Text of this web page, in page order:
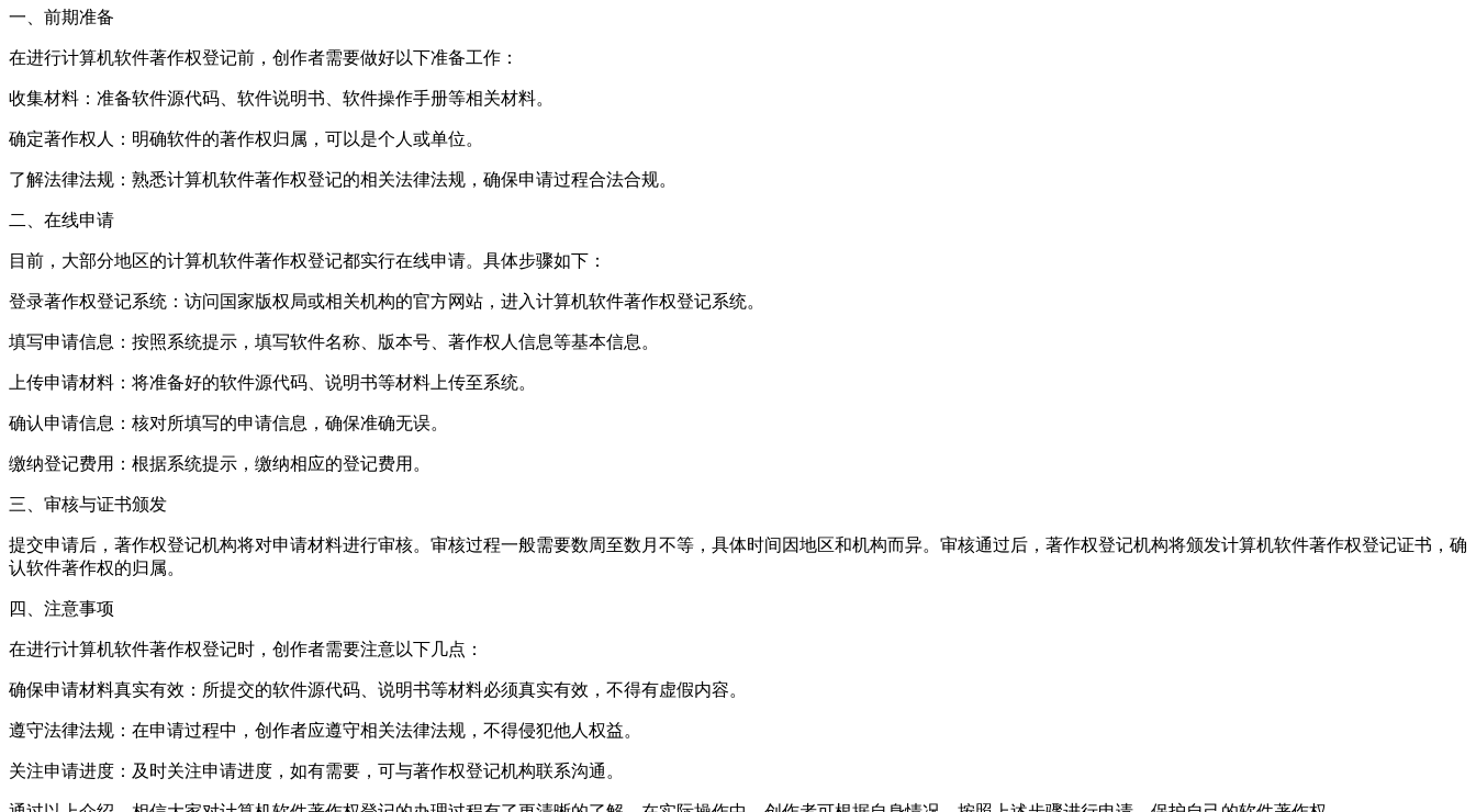
一、前期准备
在进行计算机软件著作权登记前，创作者需要做好以下准备工作：
收集材料：准备软件源代码、软件说明书、软件操作手册等相关材料。
确定著作权人：明确软件的著作权归属，可以是个人或单位。
了解法律法规：熟悉计算机软件著作权登记的相关法律法规，确保申请过程合法合规。
二、在线申请
目前，大部分地区的计算机软件著作权登记都实行在线申请。具体步骤如下：
登录著作权登记系统：访问国家版权局或相关机构的官方网站，进入计算机软件著作权登记系统。
填写申请信息：按照系统提示，填写软件名称、版本号、著作权人信息等基本信息。
上传申请材料：将准备好的软件源代码、说明书等材料上传至系统。
确认申请信息：核对所填写的申请信息，确保准确无误。
缴纳登记费用：根据系统提示，缴纳相应的登记费用。
三、审核与证书颁发
提交申请后，著作权登记机构将对申请材料进行审核。审核过程一般需要数周至数月不等，具体时间因地区和机构而异。审核通过后，著作权登记机构将颁发计算机软件著作权登记证书，确
认软件著作权的归属。
四、注意事项
在进行计算机软件著作权登记时，创作者需要注意以下几点：
确保申请材料真实有效：所提交的软件源代码、说明书等材料必须真实有效，不得有虚假内容。
遵守法律法规：在申请过程中，创作者应遵守相关法律法规，不得侵犯他人权益。
关注申请进度：及时关注申请进度，如有需要，可与著作权登记机构联系沟通。